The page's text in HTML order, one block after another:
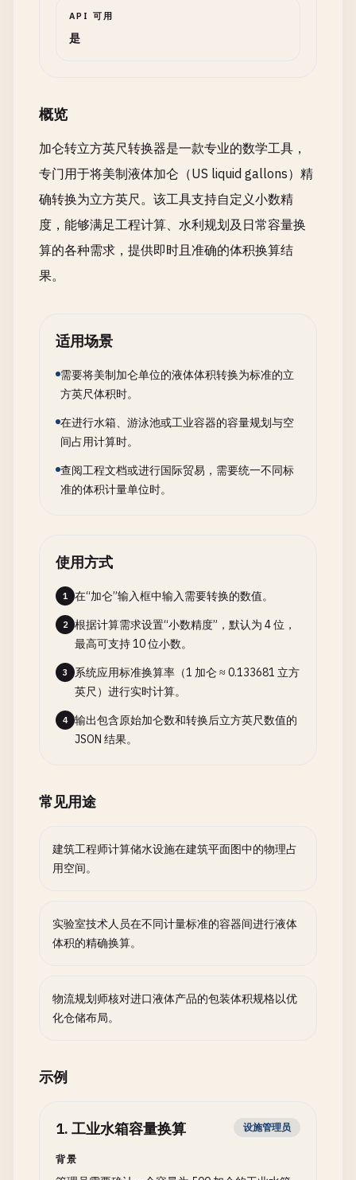
API 可用
是
概览
加仑转立方英尺转换器是一款专业的数学工具，
专门用于将美制液体加仑（US liquid gallons）精
确转换为立方英尺。该工具支持自定义小数精
度，能够满足工程计算、水利规划及日常容量换
算的各种需求，提供即时且准确的体积换算结
果。
适用场景
需要将美制加仑单位的液体体积转换为标准的立
方英尺体积时。
在进行水箱、游泳池或工业容器的容量规划与空
间占用计算时。
查阅工程文档或进行国际贸易，需要统一不同标
准的体积计量单位时。
使用方式
1 在“加仑”输入框中输入需要转换的数值。
2
根据计算需求设置“小数精度”，默认为 4 位，
最高可支持 10 位小数。
3
系统应用标准换算率（1 加仑 ≈ 0.133681 立方
英尺）进行实时计算。
4
输出包含原始加仑数和转换后立方英尺数值的
JSON 结果。
常见用途
建筑工程师计算储水设施在建筑平面图中的物理占
用空间。
实验室技术人员在不同计量标准的容器间进行液体
体积的精确换算。
物流规划师核对进口液体产品的包装体积规格以优
化仓储布局。
示例
1. 工业水箱容量换算 设施管理员
背景